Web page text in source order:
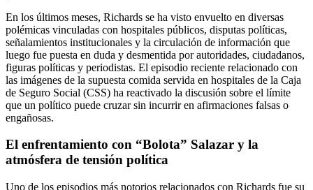
En los últimos meses, Richards se ha visto envuelto en diversas
polémicas vinculadas con hospitales públicos, disputas políticas,
señalamientos institucionales y la circulación de información que
luego fue puesta en duda y desmentida por autoridades, ciudadanos,
figuras políticas y periodistas. El episodio reciente relacionado con
las imágenes de la supuesta comida servida en hospitales de la Caja
de Seguro Social (CSS) ha reactivado la discusión sobre el límite
que un político puede cruzar sin incurrir en afirmaciones falsas o
engañosas.
El enfrentamiento con “Bolota” Salazar y la
atmósfera de tensión política
Uno de los episodios más notorios relacionados con Richards fue su